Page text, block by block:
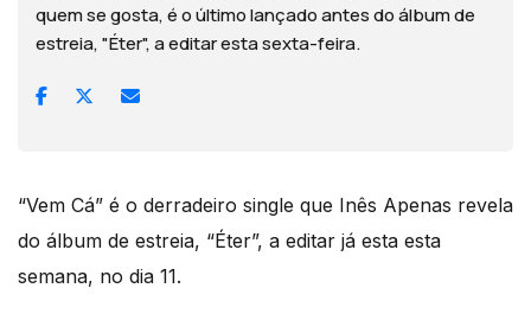
quem se gosta, é o último lançado antes do álbum de
estreia, "Éter", a editar esta sexta-feira.
“Vem Cá” é o derradeiro single que Inês Apenas revela
do álbum de estreia, “Éter”, a editar já esta esta
semana, no dia 11.